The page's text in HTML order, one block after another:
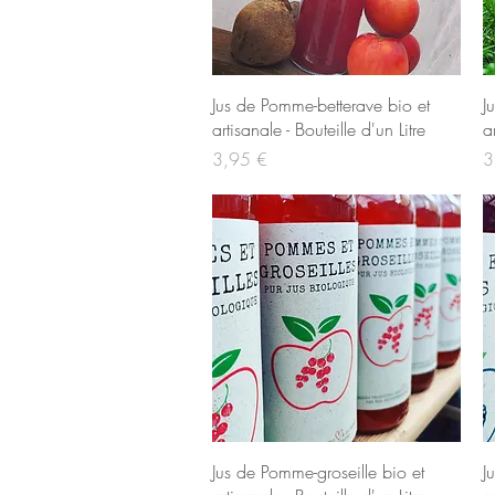
Aperçu rapide
Jus de Pomme-betterave bio et
artisanale - Bouteille d'un Litre
Prix
3,95 €
Aperçu rapide
Jus de Pomme-groseille bio et